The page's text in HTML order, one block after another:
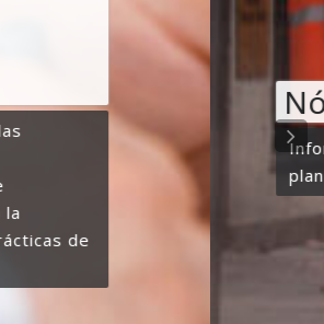
Nómina de Personal
Información actualizada de toda la
planta de personal del municipio